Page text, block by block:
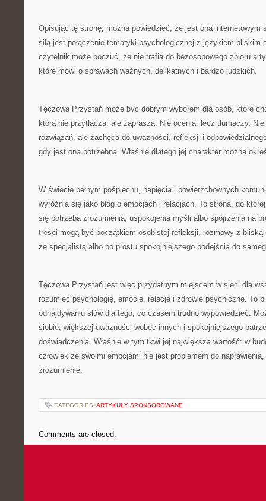
Opisując tę stronę, można powiedzieć, że jest ona internetowym
siłą jest połączenie tematyki psychologicznej z językiem bliskim
czytelnik może poczuć, że nie trafia do bezosobowego zbioru
które mówi o sprawach ważnych, delikatnych i bardzo ludzkich.
Tęczowa Przystań może być dobrym wyborem dla osób, które
która nie przytłacza, ale zaprasza. Nie ocenia, lecz tłumaczy.
rozwiązań, ale zachęca do uważności, refleksji i
gdy jest ona potrzebna. Właśnie dlatego jej charakter można
W świecie pełnym pośpiechu, napięcia i powierzchownych
wyróżnia się jako blog o emocjach i relacjach. To strona, do
się potrzeba zrozumienia, uspokojenia myśli albo spojrzenia na
treści mogą być początkiem osobistej refleksji, rozmowy z
ze specjalistą albo po prostu spokojniejszego podejścia do
Tęczowa Przystań jest więc przydatnym miejscem w sieci dla
rozumieć psychologię, emocje, relacje i zdrowie psychiczne. To
odnajdywaniu słów dla tego, co czasem trudno wypowiedzieć.
siebie, większej uważności wobec innych i spokojniejszego
doświadczenia. Właśnie w tym tkwi jej największa wartość: w
człowiek ze swoimi emocjami nie jest problemem do
zrozumienie.
CATEGORIES: ARTYKUŁY SPONSOROWANE
Comments are closed.